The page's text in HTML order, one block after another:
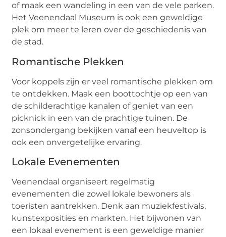
of maak een wandeling in een van de vele parken.
Het Veenendaal Museum is ook een geweldige
plek om meer te leren over de geschiedenis van
de stad.
Romantische Plekken
Voor koppels zijn er veel romantische plekken om
te ontdekken. Maak een boottochtje op een van
de schilderachtige kanalen of geniet van een
picknick in een van de prachtige tuinen. De
zonsondergang bekijken vanaf een heuveltop is
ook een onvergetelijke ervaring.
Lokale Evenementen
Veenendaal organiseert regelmatig
evenementen die zowel lokale bewoners als
toeristen aantrekken. Denk aan muziekfestivals,
kunstexposities en markten. Het bijwonen van
een lokaal evenement is een geweldige manier